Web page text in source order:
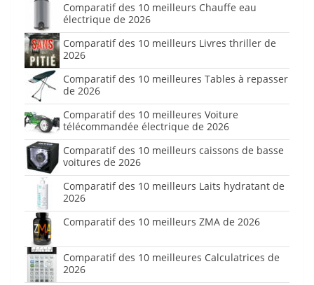
Comparatif des 10 meilleurs Chauffe eau
électrique de 2026
Comparatif des 10 meilleurs Livres thriller de
2026
Comparatif des 10 meilleures Tables à repasser
de 2026
Comparatif des 10 meilleures Voiture
télécommandée électrique de 2026
Comparatif des 10 meilleurs caissons de basse
voitures de 2026
Comparatif des 10 meilleurs Laits hydratant de
2026
Comparatif des 10 meilleurs ZMA de 2026
Comparatif des 10 meilleures Calculatrices de
2026